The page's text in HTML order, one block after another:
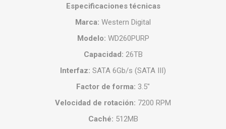
Especificaciones técnicas
Marca: Western Digital
Modelo: WD260PURP
Capacidad: 26TB
Interfaz: SATA 6Gb/s (SATA III)
Factor de forma: 3.5"
Velocidad de rotación: 7200 RPM
Caché: 512MB